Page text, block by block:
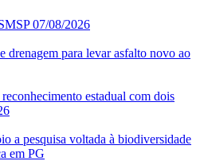
07/08/2026
drenagem para levar asfalto novo ao
estadual com dois
a pesquisa voltada à biodiversidade
em PG